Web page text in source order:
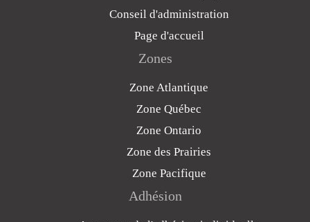
Conseil d'administration
Page d'accueil
Zones
Zone Atlantique
Zone Québec
Zone Ontario
Zone des Prairies
Zone Pacifique
Adhésion